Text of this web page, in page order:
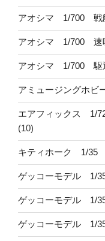
アオシマ 1/700 戦
アオシマ 1/700 速
アオシマ 1/700
アミュージングホ
エアフィックス 1/
(10)
キティホーク 1/35
ゲッコーモデル 1/
ゲッコーモデル 1/
ゲッコーモデル 1/